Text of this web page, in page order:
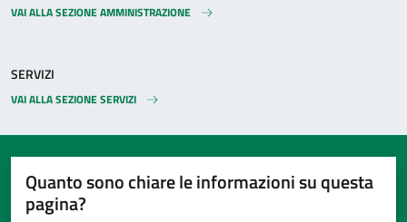
VAI ALLA SEZIONE AMMINISTRAZIONE
SERVIZI
VAI ALLA SEZIONE SERVIZI
Quanto sono chiare le informazioni su questa
pagina?